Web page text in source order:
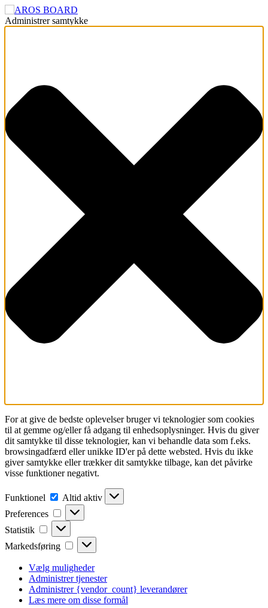
Administrer samtykke
For at give de bedste oplevelser bruger vi teknologier som cookies
til at gemme og/eller få adgang til enhedsoplysninger. Hvis du giver
dit samtykke til disse teknologier, kan vi behandle data som f.eks.
browsingadfærd eller unikke ID'er på dette websted. Hvis du ikke
giver samtykke eller trækker dit samtykke tilbage, kan det påvirke
visse funktioner negativt.
Funktionel Funktionel
Altid aktiv
Preferences
Preferences
Statistik Statistik
Markedsføring Markedsføring
Vælg muligheder
Administrer tjenester
Administrer {vendor_count} leverandører
Læs mere om disse formål